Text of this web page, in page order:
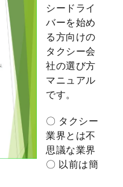
シードライ
バーを始め
る方向けの
タクシー会
社の選び方
マニュアル
です。
〇 タクシー
業界とは不
思議な業界
〇 以前は簡